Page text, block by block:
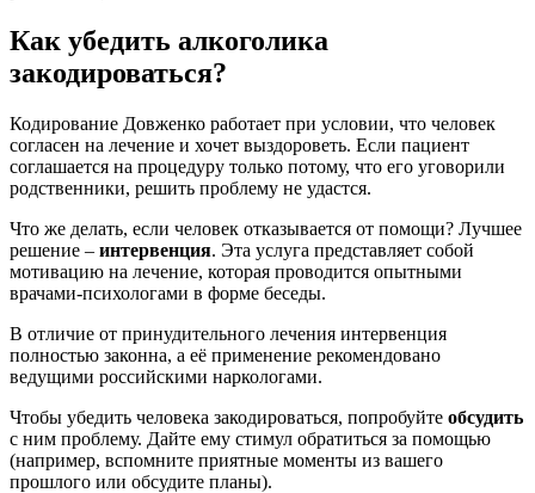
Как убедить алкоголика
закодироваться?
Кодирование Довженко работает при условии, что человек
согласен на лечение и хочет выздороветь. Если пациент
соглашается на процедуру только потому, что его уговорили
родственники, решить проблему не удастся.
Что же делать, если человек отказывается от помощи? Лучшее
решение – интервенция. Эта услуга представляет собой
мотивацию на лечение, которая проводится опытными
врачами-психологами в форме беседы.
В отличие от принудительного лечения интервенция
полностью законна, а её применение рекомендовано
ведущими российскими наркологами.
Чтобы убедить человека закодироваться, попробуйте обсудить
с ним проблему. Дайте ему стимул обратиться за помощью
(например, вспомните приятные моменты из вашего
прошлого или обсудите планы).